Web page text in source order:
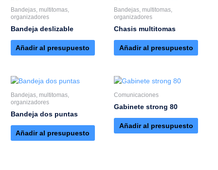
Bandejas, multitomas,
organizadores
Bandeja deslizable
Añadir al presupuesto
Bandejas, multitomas,
organizadores
Chasis multitomas
Añadir al presupuesto
Bandejas, multitomas,
organizadores
Bandeja dos puntas
Añadir al presupuesto
Comunicaciones
Gabinete strong 80
Añadir al presupuesto